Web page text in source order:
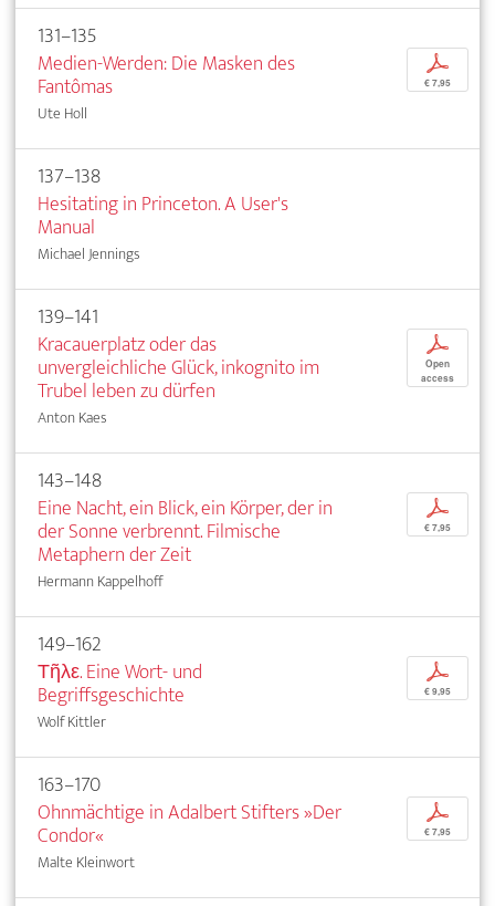
131–135
Medien-Werden: Die Masken des
Fantômas
Ute Holl
p
€ 7,95
137–138
Hesitating in Princeton. A User's
Manual
Michael Jennings
139–141
Kracauerplatz oder das
unvergleichliche Glück, inkognito im
Trubel leben zu dürfen
Anton Kaes
p
Open
access
143–148
Eine Nacht, ein Blick, ein Körper, der in
der Sonne verbrennt. Filmische
Metaphern der Zeit
Hermann Kappelhoff
p
€ 7,95
149–162
Τῆλε. Eine Wort- und
Begriffsgeschichte
Wolf Kittler
p
€ 9,95
163–170
Ohnmächtige in Adalbert Stifters »Der
Condor«
Malte Kleinwort
p
€ 7,95